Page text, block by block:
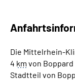
Die Mittelrhein-
4 km von
Stadtteil von